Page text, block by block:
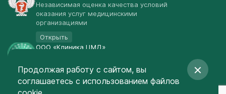
Независимая оценка качества условий
оказания услуг медицинскими
организациями
Открыть
ООО «Клиника ЦМД»
Открыть
© Клиника ЦМД 2003-2026
Продолжая работу с сайтом, вы
соглашаетесь с использованием файлов